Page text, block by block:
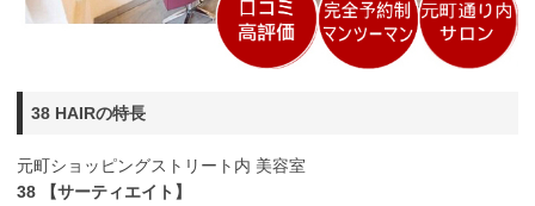
38 HAIRの特長
元町ショッピングストリート内 美容室
38 【サーティエイト】